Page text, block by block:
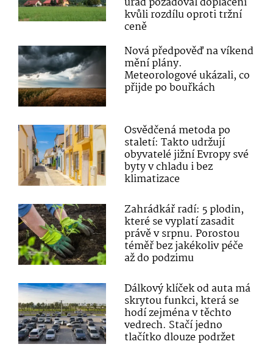
kvůli rozdílu oproti tržní
ceně
Nová předpověď na víkend
mění plány.
Meteorologové ukázali, co
přijde po bouřkách
Osvědčená metoda po
staletí: Takto udržují
obyvatelé jižní Evropy své
byty v chladu i bez
klimatizace
Zahrádkář radí: 5 plodin,
které se vyplatí zasadit
právě v srpnu. Porostou
téměř bez jakékoliv péče
až do podzimu
Dálkový klíček od auta má
skrytou funkci, která se
hodí zejména v těchto
vedrech. Stačí jedno
tlačítko dlouze podržet